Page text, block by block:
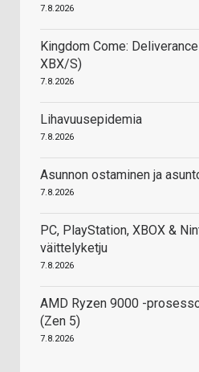
7.8.2026
Kingdom Come:
XBX/S)
7.8.2026
Lihavuusepidemia
7.8.2026
Asunnon ostaminen ja
7.8.2026
PC, PlayStation, XBOX &
väittelyketju
7.8.2026
AMD Ryzen 9000 -
(Zen 5)
7.8.2026